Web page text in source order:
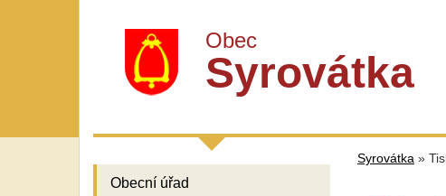
Obec
Syrovátka
Obecní úřad
Syrovátka »